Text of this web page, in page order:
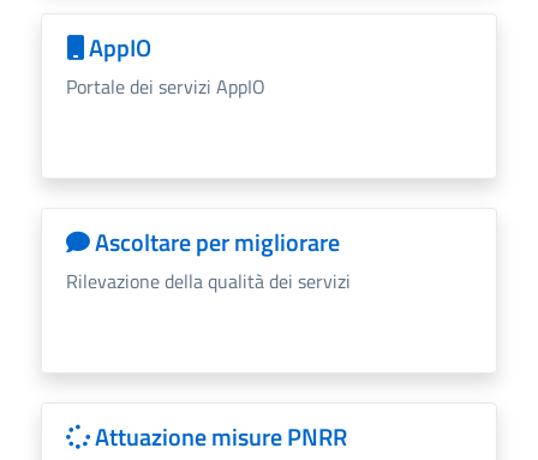
AppIO
Portale dei servizi AppIO
Ascoltare per migliorare
Rilevazione della qualità dei servizi
Attuazione misure PNRR